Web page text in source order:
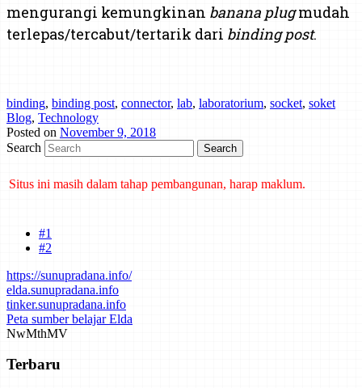
mengurangi kemungkinan banana plugmudah
terlepas/tercabut/tertarik dari binding post.
binding, binding post, connector, lab, laboratorium, socket, soket
Blog, Technology
Posted on November 9, 2018
Search
Situs ini masih dalam tahap pembangunan, harap maklum.
#1
#2
https://sunupradana.info/
elda.sunupradana.info
tinker.sunupradana.info
Peta sumber belajar Elda
NwMthMV
Terbaru